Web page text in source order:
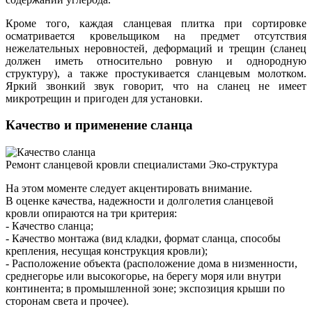
Кроме того, каждая сланцевая плитка при сортировке
осматривается кровельщиком на предмет отсутствия
нежелательных неровностей, деформаций и трещин (сланец
должен иметь относительно ровную и однородную
структуру), а также простукивается сланцевым молотком.
Яркий звонкий звук говорит, что на сланец не имеет
микротрещин и пригоден для установки.
Качество и применение сланца
Ремонт сланцевой кровли специалистами Эко-структура
На этом моменте следует акцентировать внимание.
В оценке качества, надежности и долголетия сланцевой
кровли опираются на три критерия:
- Качество сланца;
- Качество монтажа (вид кладки, формат сланца, способы
крепления, несущая конструкция кровли);
- Расположение объекта (расположение дома в низменности,
среднегорье или высокогорье, на берегу моря или внутри
континента; в промышленной зоне; экспозиция крыши по
сторонам света и прочее).